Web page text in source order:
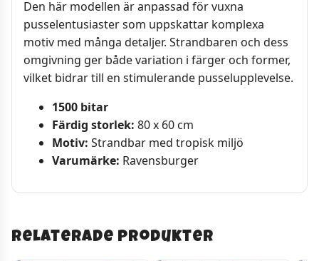
Den här modellen är anpassad för vuxna
pusselentusiaster som uppskattar komplexa
motiv med många detaljer. Strandbaren och dess
omgivning ger både variation i färger och former,
vilket bidrar till en stimulerande pusselupplevelse.
1500 bitar
Färdig storlek: 80 x 60 cm
Motiv: Strandbar med tropisk miljö
Varumärke: Ravensburger
Relaterade produkter